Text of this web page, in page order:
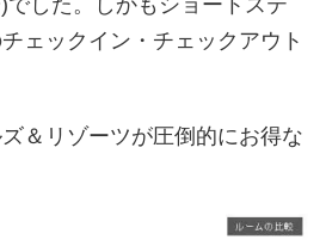
でした。しかもショートステ
ェックイン・チェックアウト
＆リゾーツが圧倒的にお得な